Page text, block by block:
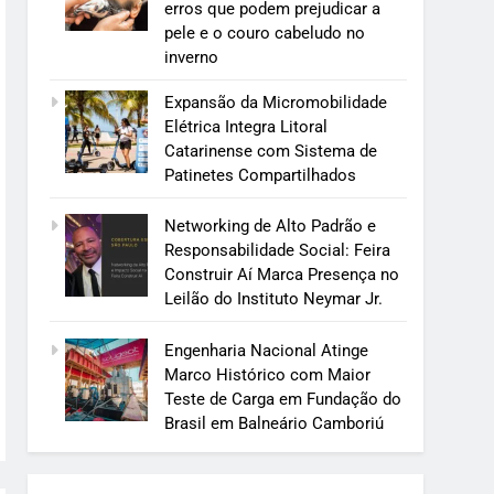
erros que podem prejudicar a
pele e o couro cabeludo no
inverno
Expansão da Micromobilidade
Elétrica Integra Litoral
Catarinense com Sistema de
Patinetes Compartilhados
Networking de Alto Padrão e
Responsabilidade Social: Feira
Construir Aí Marca Presença no
Leilão do Instituto Neymar Jr.
Engenharia Nacional Atinge
Marco Histórico com Maior
Teste de Carga em Fundação do
Brasil em Balneário Camboriú